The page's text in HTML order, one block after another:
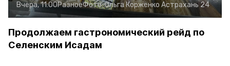
Вчера, 11:00РазноеФото:Ольга Корженко Астрахань 24
Продолжаем гастрономический рейд по
Селенским Исадам